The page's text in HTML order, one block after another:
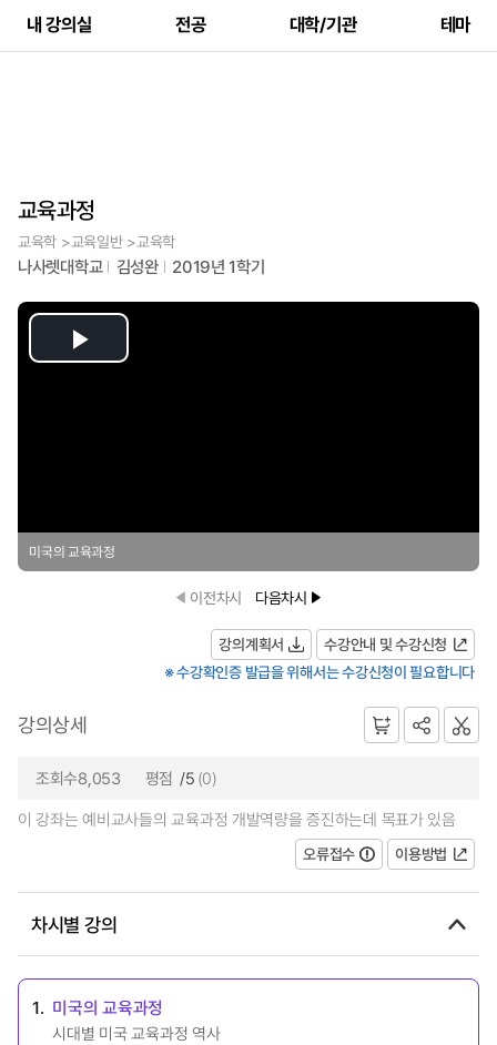
내 강의실 전공 대학/기관 테마
교육과정
교육학 >교육일반 >교육학
나사렛대학교 김성완 2019년 1학기
Play
미국의 교육과정
이전차시 다음차시
강의계획서
수강안내 및 수강신청
※ 수강확인증 발급을 위해서는 수강신청이 필요합니다
강의상세
조회수8,053 평점 /5 (0)
이 강좌는 예비교사들의 교육과정 개발역량을 증진하는데 목표가 있음
오류접수
이용방법
차시별 강의
1. 미국의 교육과정
시대별 미국 교육과정 역사